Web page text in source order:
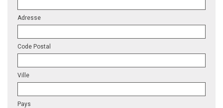
Adresse
Code Postal
Ville
Pays